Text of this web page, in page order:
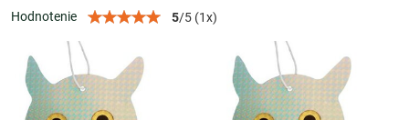
Hodnotenie 5/5 (1x)